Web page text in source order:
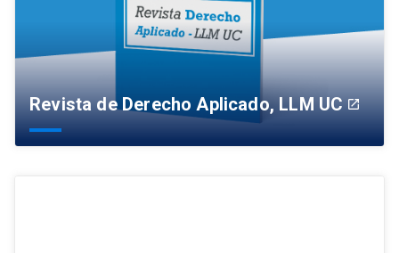
Revista de Derecho Aplicado, LLM UC launch